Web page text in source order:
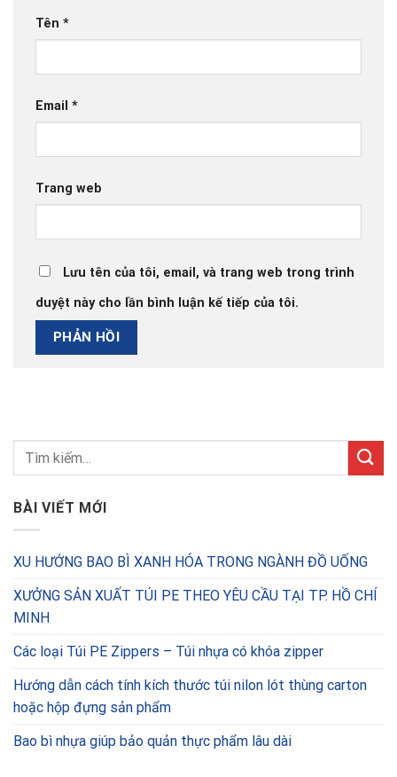
Tên *
Email *
Trang web
Lưu tên của tôi, email, và trang web trong trình
duyệt này cho lần bình luận kế tiếp của tôi.
BÀI VIẾT MỚI
XU HƯỚNG BAO BÌ XANH HÓA TRONG NGÀNH ĐỒ UỐNG
XƯỞNG SẢN XUẤT TÚI PE THEO YÊU CẦU TẠI TP. HỒ CHÍ
MINH
Các loại Túi PE Zippers – Túi nhựa có khóa zipper
Hướng dẫn cách tính kích thước túi nilon lót thùng carton
hoặc hộp đựng sản phẩm
Bao bì nhựa giúp bảo quản thực phẩm lâu dài